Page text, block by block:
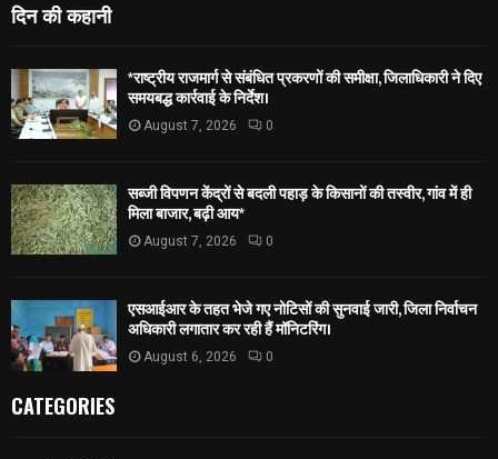
दिन की कहानी
*राष्ट्रीय राजमार्ग से संबंधित प्रकरणों की समीक्षा, जिलाधिकारी ने दिए
समयबद्ध कार्रवाई के निर्देश।
August 7, 2026 0
सब्जी विपणन केंद्रों से बदली पहाड़ के किसानों की तस्वीर, गांव में ही
मिला बाजार, बढ़ी आय*
August 7, 2026 0
एसआईआर के तहत भेजे गए नोटिसों की सुनवाई जारी, जिला निर्वाचन
अधिकारी लगातार कर रही हैं मॉनिटरिंग।
August 6, 2026 0
CATEGORIES